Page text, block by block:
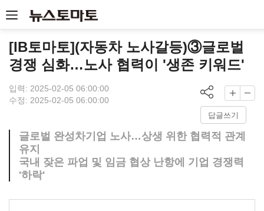
[IB토마토](자동차 노사갈등)③글로벌
경쟁 심화…노사 협력이 '생존 키워드'
입력: 2025-02-05 06:00:00
수정: 2025-02-05 06:00:00
답글쓰기
글로벌 완성차기업 노사…상생 위한 협력적 관계
유지
국내 잦은 파업 및 임금 협상 난항에 기업 경쟁력
'하락'